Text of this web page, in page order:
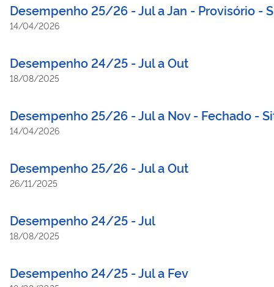
Desempenho 25/26 - Jul a Jan - Provisório -
14/04/2026
Desempenho 24/25 - Jul a Out
18/08/2025
Desempenho 25/26 - Jul a Nov - Fechado -
14/04/2026
Desempenho 25/26 - Jul a Out
26/11/2025
Desempenho 24/25 - Jul
18/08/2025
Desempenho 24/25 - Jul a Fev